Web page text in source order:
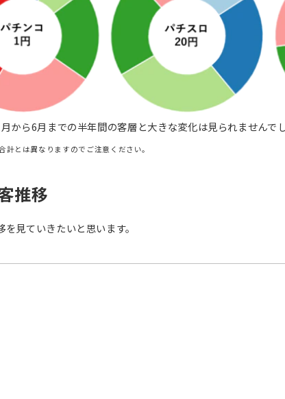
から6月までの半年間の客層と大きな変化は見られませんで
とは異なりますのでご注意ください。
推移
見ていきたいと思います。